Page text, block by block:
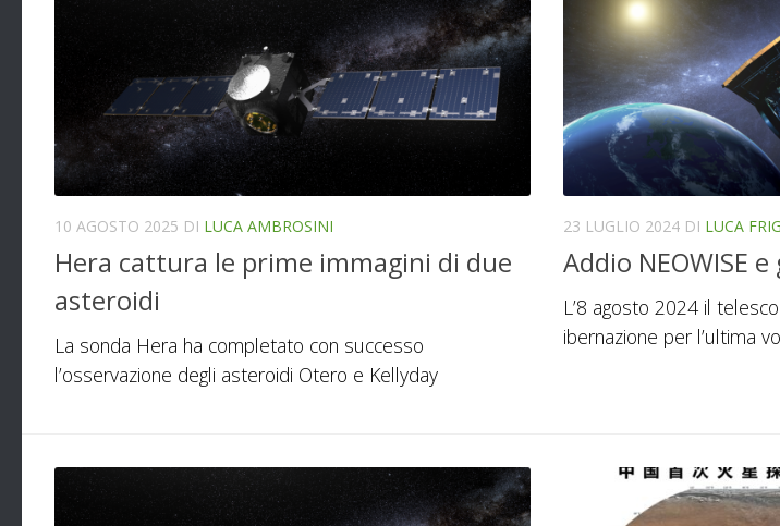
10 AGOSTO 2025 DI LUCA AMBROSINI
Hera cattura le prime immagini di due
asteroidi
La sonda Hera ha completato con successo
l’osservazione degli asteroidi Otero e Kellyday
23 LUGLIO 2024 DI LUCA
Addio NEOWISE
L’8 agosto 2024 il
ibernazione per l’ultima